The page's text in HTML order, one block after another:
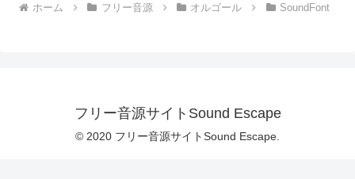
ホーム フリー音源 オルゴール SoundFont
フリー音源サイトSound Escape
© 2020 フリー音源サイトSound Escape.